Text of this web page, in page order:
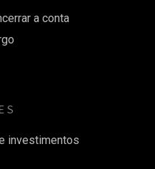
a conta
investimentos